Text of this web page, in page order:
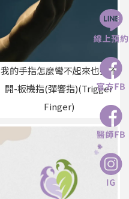
我的手指怎麼彎不起來也打不
開-板機指(彈響指)(Trigger
Finger)